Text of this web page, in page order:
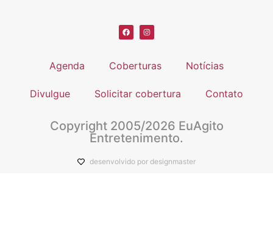
Agenda Coberturas Notícias
Divulgue Solicitar cobertura Contato
Copyright 2005/2026 EuAgito
Entretenimento.
desenvolvido por designmaster